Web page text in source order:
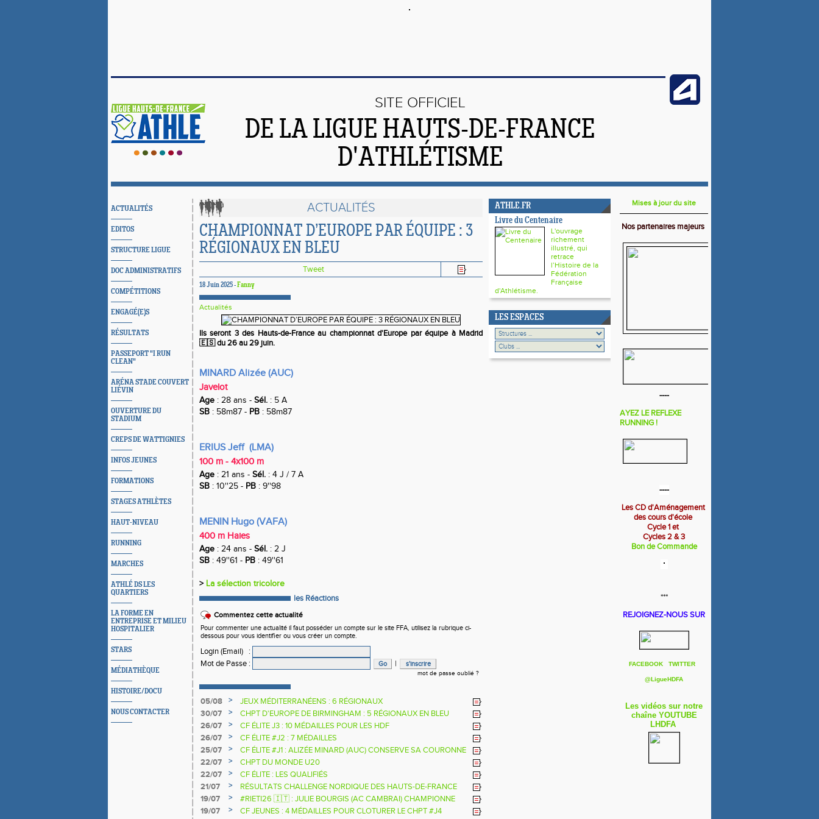
SITE OFFICIEL
DE LA LIGUE HAUTS-DE-FRANCE
D'ATHLÉTISME
ACTUALITÉS
EDITOS
STRUCTURE LIGUE
DOC ADMINISTRATIFS
COMPÉTITIONS
ENGAGÉ(E)S
RÉSULTATS
PASSEPORT "I RUN
CLEAN"
ARÉNA STADE COUVERT
LIÉVIN
OUVERTURE DU
STADIUM
CREPS DE WATTIGNIES
INFOS JEUNES
FORMATIONS
STAGES ATHLÈTES
HAUT-NIVEAU
RUNNING
MARCHES
ATHLÉ DS LES
QUARTIERS
LA FORME EN
ENTREPRISE ET MILIEU
HOSPITALIER
STARS
MÉDIATHÈQUE
HISTOIRE/DOCU
NOUS CONTACTER
ACTUALITÉS
CHAMPIONNAT D’EUROPE PAR ÉQUIPE : 3
RÉGIONAUX EN BLEU
Tweet
18 Juin 2025 -Fanny
Actualités
Ils seront 3 des Hauts-de-France au championnat d'Europe par équipe à Madrid
🇪🇸 du 26 au 29 juin.
MINARD Alizée (AUC)
Javelot
Age : 28 ans - Sél. : 5 A
SB : 58m87 - PB : 58m87
ERIUS Jeff (LMA)
100 m - 4x100 m
Age : 21 ans - Sél. : 4 J / 7 A
SB : 10''25 - PB : 9''98
MENIN Hugo (VAFA)
400 m Haies
Age : 24 ans - Sél. : 2 J
SB : 49''61 - PB : 49''61
> La sélection tricolore
les Réactions
Commentez cette actualité
Pour commenter une actualité il faut posséder un compte sur le site FFA, utilisez la rubrique ci-
dessous pour vous identifier ou vous créer un compte.
Login (Email)
:
Mot de Passe : |
mot de passe oublié ?
05/08 >
JEUX MÉDITERRANÉENS : 6 RÉGIONAUX
30/07
>
CHPT D'EUROPE DE BIRMINGHAM : 5 RÉGIONAUX EN BLEU
26/07
>
CF ÉLITE J3 : 10 MÉDAILLES POUR LES HDF
26/07
>
CF ÉLITE #J2 : 7 MÉDAILLES
25/07
>
CF ÉLITE #J1 : ALIZÉE MINARD (AUC) CONSERVE SA COURONNE
NATIONALE
22/07 >
CHPT DU MONDE U20
22/07
>
CF ÉLITE : LES QUALIFIÉS
21/07
>
RÉSULTATS CHALLENGE NORDIQUE DES HAUTS-DE-FRANCE
2025 2026
19/07 >
#RIETI26 🇮🇹 : JULIE BOURGIS (AC CAMBRAI) CHAMPIONNE
D'EUROPE U18 DE LA PERCHE
19/07 >
CF JEUNES : 4 MÉDAILLES POUR CLOTURER LE CHPT #J4
ATHLE.FR
Livre du Centenaire
L'ouvrage
richement
illustré, qui
retrace
l’Histoire de la
Fédération
Française
d'Athlétisme.
LES ESPACES
Mises à jour du site
Nos partenaires majeurs
----
AYEZ LE REFLEXE
RUNNING !
----
Les CD d'Aménagement
des cours d'école
Cycle 1 et
Cycles 2 & 3
Bon de Commande
***
REJOIGNEZ-NOUS SUR
FACEBOOK TWITTER
@LigueHDFA
Les vidéos sur notre
chaîne YOUTUBE
LHDFA